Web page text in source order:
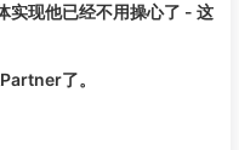
实现他已经不用操心了 - 这
了。